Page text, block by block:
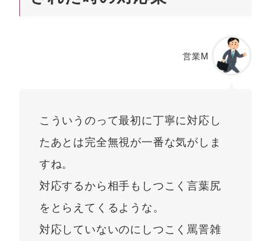
営業M
こういうのって最初に丁寧に対応し
たあとは完全無視が一番な気がしま
すね。
対応するから相手もしつこく言葉尻
をとらえてくるような。
対応していないのにしつこく罵詈雑